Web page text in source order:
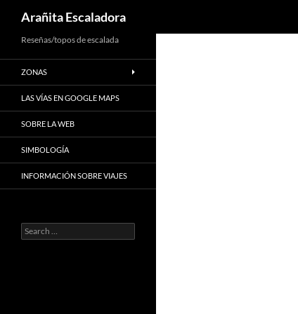
to
content
Arañita Escaladora
Reseñas/topos de escalada
ZONAS
LAS VÍAS EN GOOGLE MAPS
SOBRE LA WEB
SIMBOLOGÍA
INFORMACIÓN SOBRE VIAJES
Search
for: